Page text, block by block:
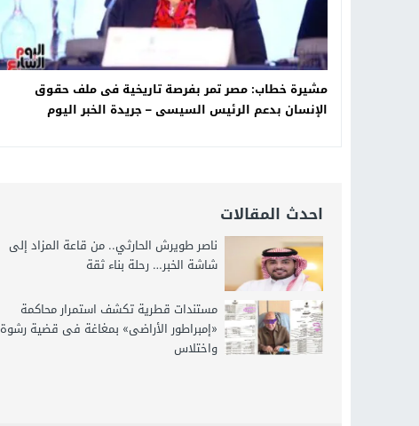
مشيرة خطاب: مصر تمر بفرصة تاريخية فى ملف حقوق
الإنسان بدعم الرئيس السيسى – جريدة الخبر اليوم
احدث المقالات
ناصر طويرش الحارثي.. من قاعة المزاد إلى
شاشة الخبر… رحلة بناء ثقة
مستندات قطرية تكشف استمرار محاكمة
«إمبراطور الأراضى» بمغاغة فى قضية رشوة
واختلاس